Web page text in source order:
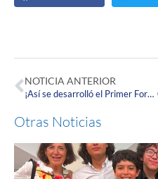
NOTICIA ANTERIOR
¡Así se desarrolló el Primer Foro de Salud organizado por el ESIC y la Maestría en Salud Pública Corpista!
Otras Noticias